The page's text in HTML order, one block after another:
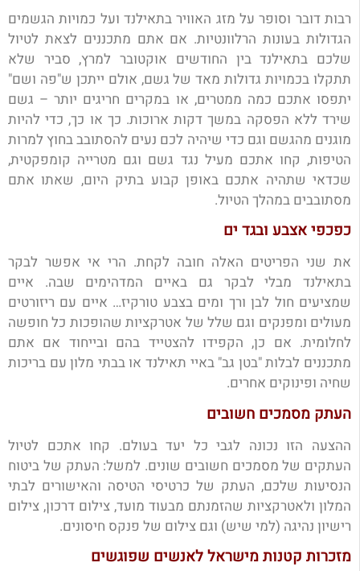
רבות דובר וסופר על מזג האוויר בתאילנד ועל כמויות הגשמים
הגדולות בעונות הרלוונטיות. אם אתם מתכננים לצאת לטיול
שלכם בתאילנד בין החודשים אוקטובר למרץ, סביר שלא
תתקלו בכמויות גדולות מאד של גשם, אולם ייתכן ש"פה ושם"
יתפסו אתכם כמה ממטרים, או במקרים חריגים יותר – גשם
שירד ללא הפסקה במשך דקות ארוכות. כך או כך, כדי להיות
מוגנים מהגשם וגם כדי שיהיה לכם נעים להסתובב בחוץ למרות
הטיפות, קחו אתכם מעיל נגד גשם וגם מטרייה קומפקטית,
שכדאי שתהיה אתכם באופן קבוע בתיק היום, שאתו אתם
מסתובבים במהלך הטיול.
כפכפי אצבע ובגד ים
את שני הפריטים האלה חובה לקחת. הרי אי אפשר לבקר
בתאילנד מבלי לבקר גם באיים המדהימים שבה. איים
שמציעים חול לבן ורך ומים בצבע טורקיז… איים עם ריזורטים
מעולים ומפנקים וגם שלל של אטרקציות שהופכות כל חופשה
לחלומית. אם כן, הקפידו להצטייד בהם ובייחוד אם אתם
מתכננים לבלות "בטן גב" באיי תאילנד או בבתי מלון עם בריכות
שחיה ופינוקים אחרים.
העתק מסמכים חשובים
ההצעה הזו נכונה לגבי כל יעד בעולם. קחו אתכם לטיול
העתקים של מסמכים חשובים שונים. למשל: העתק של ביטוח
הנסיעות שלכם, העתק של כרטיסי הטיסה והאישורים לבתי
המלון ולאטרקציות שהזמנתם מבעוד מועד, צילום דרכון, צילום
רישיון נהיגה (למי שיש) וגם צילום של פנקס חיסונים.
מזכרות קטנות מישראל לאנשים שפוגשים